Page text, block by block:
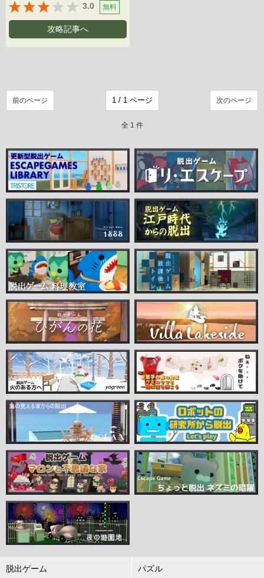
3.0 無料
攻略記事へ
前のページ 次のページ
全 1 件
脱出ゲーム パズル